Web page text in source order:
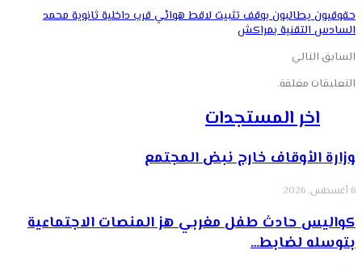
حقوقيون يطالبون بوقف تثبيت لاقط هوائي قرب داخلية ثانوية محمد
السادس التقنية بمراكش
السابق التالي
التعليقات مغلقة.
اخر المستجدات
وزارة الأوقاف خارج نبض المجتمع
6 أغسطس, 2026
كواليس حادث طفل مغربي هز المنصات الاجتماعية
بتوسله لضابط…